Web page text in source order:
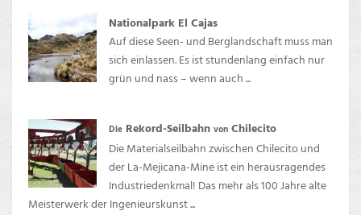
Nationalpark El Cajas
Auf diese Seen- und Berglandschaft muss man
sich einlassen. Es ist stundenlang einfach nur
grün und nass – wenn auch ...
Die Rekord-Seilbahn von Chilecito
Die Materialseilbahn zwischen Chilecito und
der La-Mejicana-Mine ist ein herausragendes
Industriedenkmal! Das mehr als 100 Jahre alte
Meisterwerk der Ingenieurskunst ...